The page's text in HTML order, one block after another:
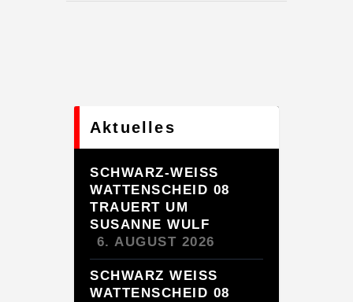
Aktuelles
SCHWARZ-WEISS
WATTENSCHEID 08
TRAUERT UM
SUSANNE WULF
6. AUGUST 2026
SCHWARZ WEISS W
ATTENSCHEID 08 G